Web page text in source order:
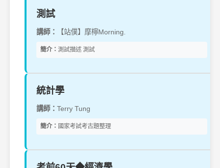
測試
講師： 【站僕】摩檸Morning.
簡介： 測試描述 測試
統計學
講師： Terry Tung
簡介： 國家考試考古題整理